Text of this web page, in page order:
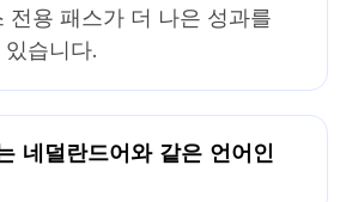
전용 패스가 더 나은 성과를
습니다.
네덜란드어와 같은 언어인